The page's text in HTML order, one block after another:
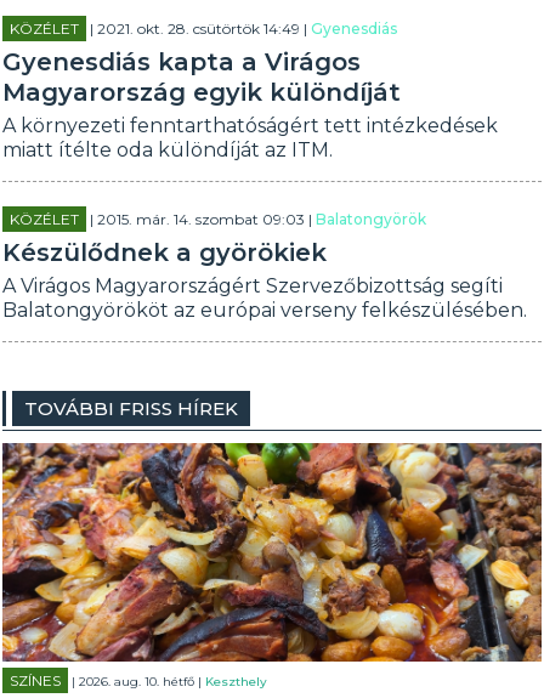
KÖZÉLET | 2021. okt. 28. csütörtök 14:49 |Gyenesdiás
Gyenesdiás kapta a Virágos
Magyarország egyik különdíját
A környezeti fenntarthatóságért tett intézkedések
miatt ítélte oda különdíját az ITM.
KÖZÉLET | 2015. már. 14. szombat 09:03 |Balatongyörök
Készülődnek a györökiek
A Virágos Magyarországért Szervezőbizottság segíti
Balatongyörököt az európai verseny felkészülésében.
TOVÁBBI FRISS HÍREK
SZÍNES | 2026. aug. 10. hétfő | Keszthely